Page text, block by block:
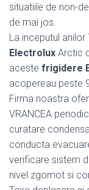
situatiile de non-
de mai jos.
La inceputul
Electrolux Arctic
aceste frigidere
acopereau peste
Firma noastra
VRANCEA
curatare
conducta
verificare sistem
nivel zgomot si